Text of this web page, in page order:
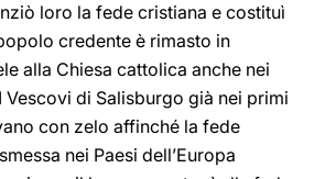
loro la fede cristiana e costituì
credente è rimasto in
alla Chiesa cattolica anche nei
di Salisburgo già nei primi
con zelo affinché la fede
nei Paesi dell’Europa